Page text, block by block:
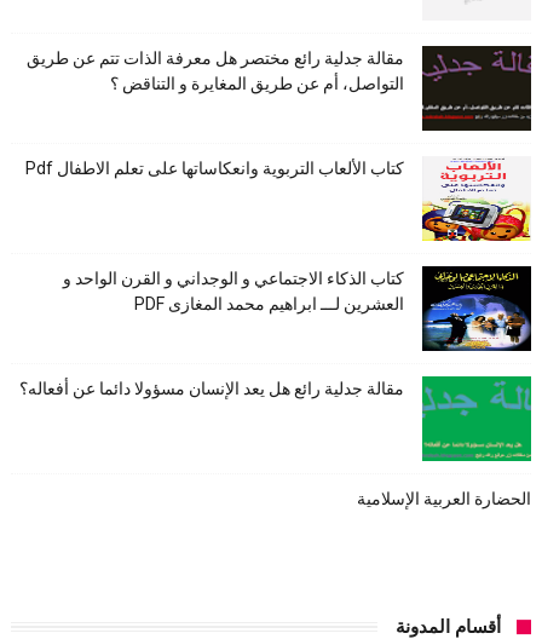
مقالة جدلية رائع مختصر هل معرفة الذات تتم عن طريق
التواصل، أم عن طريق المغايرة و التناقض ؟
كتاب الألعاب التربوية وانعكاساتها على تعلم الاطفال Pdf
كتاب الذكاء الاجتماعي و الوجداني و القرن الواحد و
العشرين لـــ ابراهيم محمد المغازى PDF
مقالة جدلية رائع هل يعد الإنسان مسؤولا دائما عن أفعاله؟
الحضارة العربية الإسلامية
أقسام المدونة